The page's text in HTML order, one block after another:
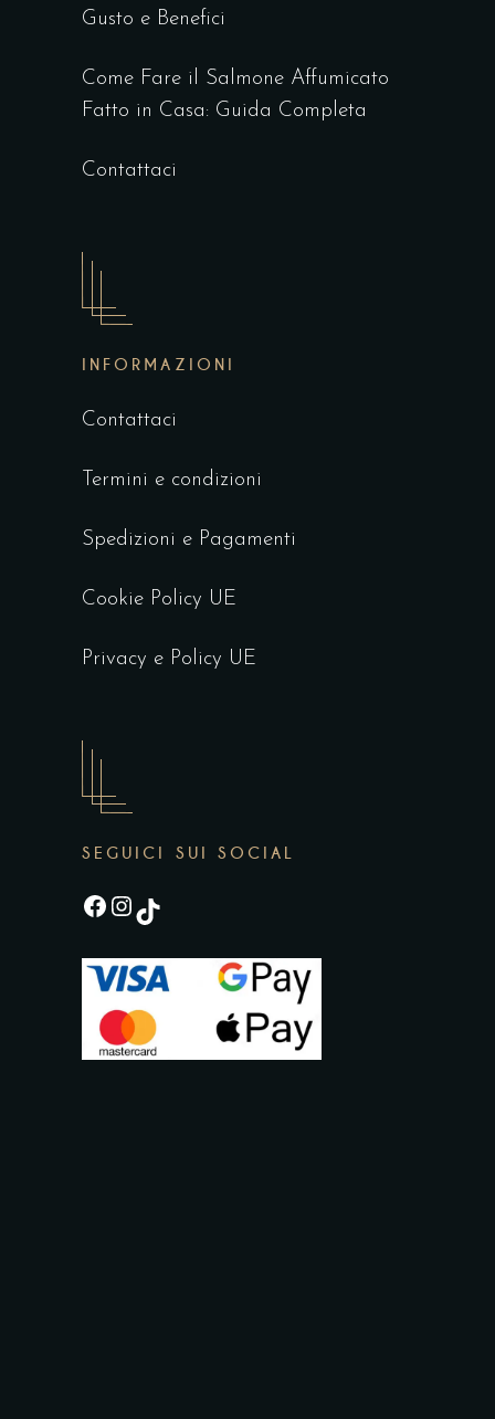
Gusto e Benefici
Come Fare il Salmone Affumicato
Fatto in Casa: Guida Completa
Contattaci
INFORMAZIONI
Contattaci
Termini e condizioni
Spedizioni e Pagamenti
Cookie Policy UE
Privacy e Policy UE
SEGUICI SUI SOCIAL